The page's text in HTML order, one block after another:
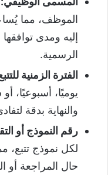
الموظف، مما
إليه ومدى
الرسمية.
الفترة الزمنية
يوميًا، أسبوعيًا،
والنهاية بدقة
رقم النموذج أو
لكل نموذج تتبع،
حال المراجعة أو